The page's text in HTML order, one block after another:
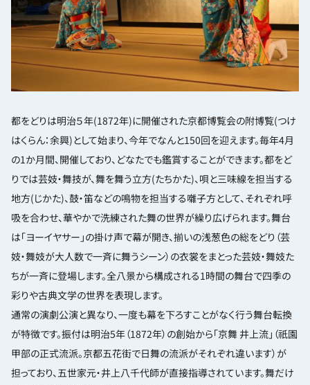
都をどりは明治５年(1872年)に開催された京都博覧会の附博覧(つけ
はくらん：余興)として始まり、今年でなんと150回を迎えます。毎年4月
の1か月間、開催しており、どなたでも鑑賞することができます。都をど
りでは芸妓・舞技が、舞を舞う立方(たちかた)、唄と三味線を担当する
地方(じかた)、鼓・笛などの鳴物を担当する囃子方として、それぞれ呼
吸を合わせ、華やかで洗練された舞の世界が繰り広げられます。舞台
は「ヨーイヤサー」の掛け声で幕が開き、揃いの浅葱色の総をどり（芸
妓・舞妓が大人数で一斉に舞うシーン）の衣裳をまとった芸妓・舞妓た
ちが一斉に登場します。全八景から構成される1時間の舞台で四季の
彩りや古典文学の世界を表現します。
通常の演劇公演と異なり、一度も幕を下ろすことがなく行う舞台転換
が特徴です。振付は明治5年（1872年）の創始から「京舞 井上流」（祇園
甲部の正式流派。京都五花街で日舞の流派がそれぞれ違います）が
担っており、五世家元・井上八千代師が直接指導されています。舞だけ